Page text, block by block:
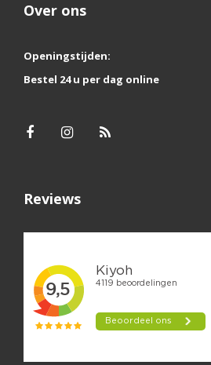
Over ons
Openingstijden:
Bestel 24 u per dag online
Reviews